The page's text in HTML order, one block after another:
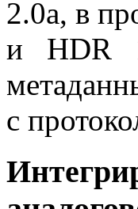
2.0а, в
и HDR
с